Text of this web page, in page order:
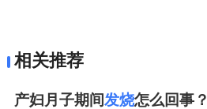
相关推荐
产妇月子期间发烧怎么回事？